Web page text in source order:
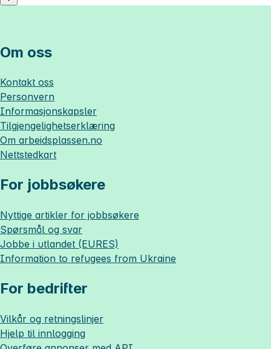
Om oss
Kontakt oss
Personvern
Informasjonskapsler
Tilgjengelighetserklæring
Om arbeidsplassen.no
Nettstedkart
For jobbsøkere
Nyttige artikler for jobbsøkere
Spørsmål og svar
Jobbe i utlandet (EURES)
Information to refugees from Ukraine
For bedrifter
Vilkår og retningslinjer
Hjelp til innlogging